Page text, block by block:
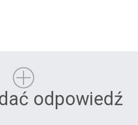
odpowiedź